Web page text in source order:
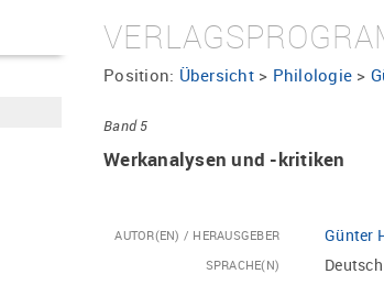
Position: Übersicht> Philologie >
Band 5
Werkanalysen und -kritiken
AUTOR(EN) / HERAUSGEBER Günter
SPRACHE(N)
Deutsch